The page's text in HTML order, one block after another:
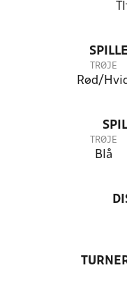
TRØJE
Rød/
TRØJE
Blå